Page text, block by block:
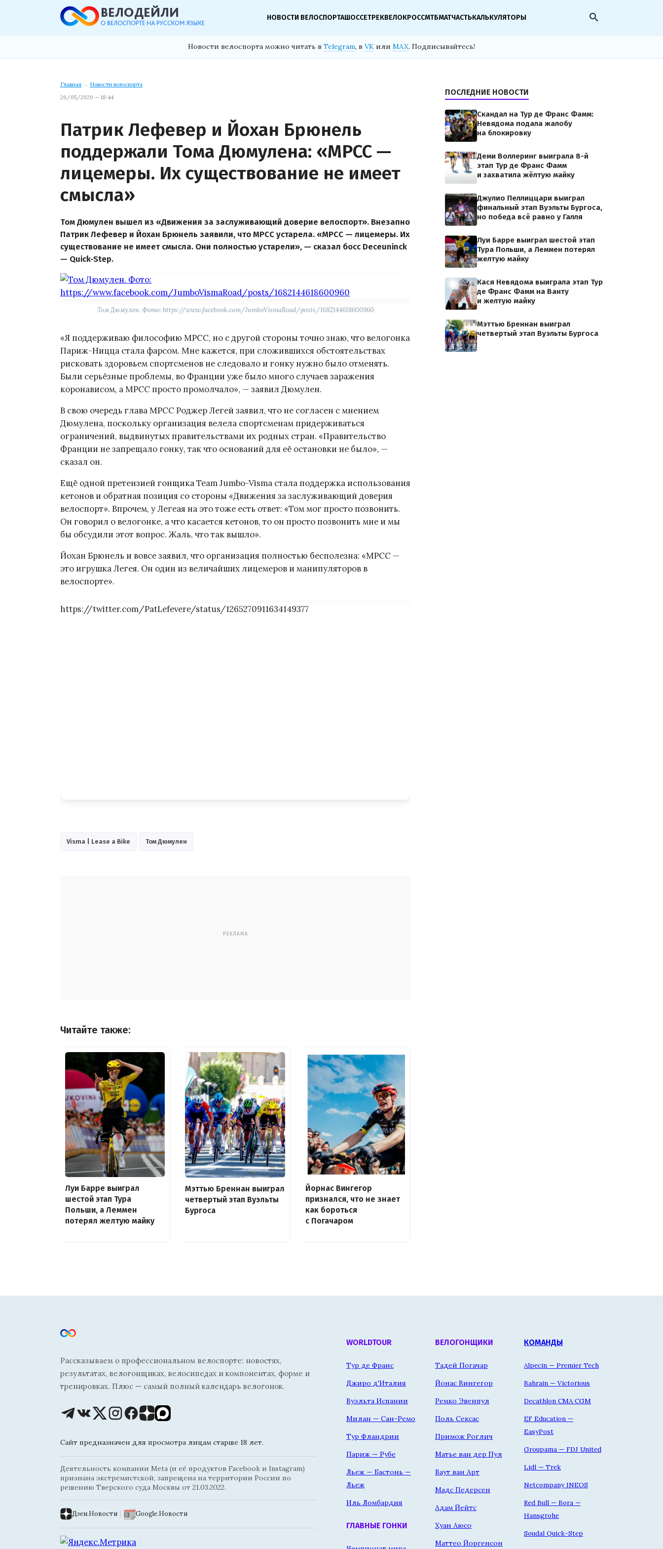
НОВОСТИ ВЕЛОСПОРТАШОССЕТРЕКВЕЛОКРОССМТБМАТЧАСТЬКАЛЬКУЛЯТОРЫ search
Новости велоспорта можно читать в Telegram, в VK или MAX. Подписывайтесь!
Главная → Новости велоспорта
26/05/2020 — 18:44
Патрик Лефевер и Йохан Брюнель
поддержали Тома Дюмулена: «MPCC —
лицемеры. Их существование не имеет
смысла»
Том Дюмулен вышел из «Движения за заслуживающий доверие велоспорт». Внезапно
Патрик Лефевер и Йохан Брюнель заявили, что MPCC устарела. «MPCC — лицемеры. Их
существование не имеет смысла. Они полностью устарели», — сказал босс Deceuninck
— Quick-Step.
Том Дюмулен. Фото: https://www.facebook.com/JumboVismaRoad/posts/1682144618600960
«Я поддерживаю философию MPCC, но с другой стороны точно знаю, что велогонка
Париж-Ницца стала фарсом. Мне кажется, при сложившихся обстоятельствах
рисковать здоровьем спортсменов не следовало и гонку нужно было отменять.
Были серьёзные проблемы, во Франции уже было много случаев заражения
коронависом, а MPCC просто промолчало», — заявил Дюмулен.
В свою очередь глава MPCC Роджер Легей заявил, что не согласен с мнением
Дюмулена, поскольку организация велела спортсменам придерживаться
ограничений, выдвинутых правительствами их родных стран. «Правительство
Франции не запрещало гонку, так что оснований для её остановки не было», —
сказал он.
Ещё одной претензией гонщика Team Jumbo-Visma стала поддержка использования
кетонов и обратная позиция со стороны «Движения за заслуживающий доверия
велоспорт». Впрочем, у Легеая на это тоже есть ответ: «Том мог просто позвонить.
Он говорил о велогонке, а что касается кетонов, то он просто позвонить мне и мы
бы обсудили этот вопрос. Жаль, что так вышло».
Йохан Брюнель и вовсе заявил, что организация полностью бесполезна: «MPCC —
это игрушка Легея. Он один из величайших лицемеров и манипуляторов в
велоспорте».
https://twitter.com/PatLefevere/status/1265270911634149377
Visma | Lease a Bike Том Дюмулен
РЕКЛАМА
Читайте также:
Луи Барре выиграл
шестой этап Тура
Польши, а Леммен
потерял желтую майку
Мэттью Бреннан выиграл
четвертый этап Вуэльты
Бургоса
Йорнас Вингегор
признался, что не знает
как бороться
с Погачаром
ПОСЛЕДНИЕ НОВОСТИ
Скандал на Тур де Франс Фамм:
Невядома подала жалобу
на блокировку
Деми Воллеринг выиграла 8-й
этап Тур де Франс Фамм
и захватила жёлтую майку
Джулио Пеллиццари выиграл
финальный этап Вуэльты Бургоса,
но победа всё равно у Галля
Луи Барре выиграл шестой этап
Тура Польши, а Леммен потерял
желтую майку
Кася Невядома выиграла этап Тур
де Франс Фамм на Ванту
и желтую майку
Мэттью Бреннан выиграл
четвертый этап Вуэльты Бургоса
Рассказываем о профессиональном велоспорте: новостях,
результатах, велогонщиках, велосипедах и компонентах, форме и
тренировках. Плюс — самый полный календарь велогонок.
Сайт предназначен для просмотра лицам старше 18 лет.
Деятельность компании Meta (и её продуктов Facebook и Instagram)
признана экстремистской, запрещена на территории России по
решению Тверского суда Москвы от 21.03.2022.
Дзен.Новости Google.Новости
WORLDTOUR
Тур де Франс
Джиро д'Италия
Вуэльта Испании
Милан — Сан-Ремо
Тур Фландрии
Париж — Рубе
Льеж — Бастонь —
Льеж
Иль Ломбардия
ГЛАВНЫЕ ГОНКИ
ВЕЛОГОНЩИКИ
Тадей Погачар
Йонас Вингегор
Ремко Эвенпул
Поль Сексас
Примож Роглич
Матье ван дер Пул
Ваут ван Арт
Мадс Педерсен
Адам Йейтс
Хуан Аюсо
Маттео Йоргенсон
КОМАНДЫ
Alpecin — Premier Tech
Bahrain — Victorious
Decathlon CMA CGM
EF Education —
EasyPost
Groupama — FDJ United
Lidl — Trek
Netcompany INEOS
Red Bull — Bora —
Hansgrohe
Soudal Quick-Step